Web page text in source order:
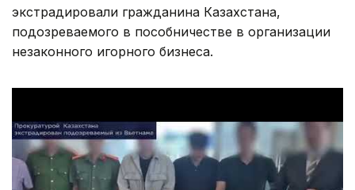
экстрадировали гражданина Казахстана,
подозреваемого в пособничестве в организации
незаконного игорного бизнеса.